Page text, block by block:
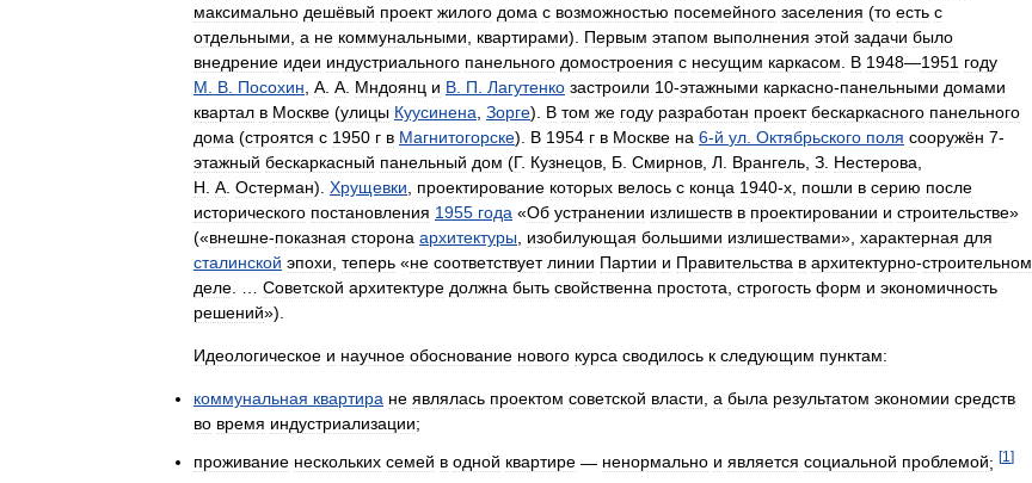
максимально дешёвый проект жилого дома с возможностью посемейного заселения (то есть с
отдельными а не коммунальными квартирами). Первым этапом выполнения этой задачи было
внедрение идеи индустриального панельного домостроения с несущим каркасом В 1948—1951 году
М
В Посохин А А Мндоянц и В П Лагутенко застроили 10-этажными каркасно-панельными домами
квартал в Москве (улицы Куусинена Зорге). В том же году разработан проект бескаркасного панельного
дома (строятся с 1950 г в Магнитогорске). В 1954 г в Москве на 6-й ул Октябрьского поля сооружён 7-
этажный бескаркасный панельный дом (Г. Кузнецов Б Смирнов Л Врангель З Нестерова
Н А Остерман). Хрущевки проектирование которых велось с конца 1940-х пошли в серию после
исторического постановления 1955 года «Об устранении излишеств в проектировании и строительстве»
(«внешне-показная сторона архитектуры изобилующая большими излишествами», характерная для
сталинской эпохи теперь «не соответствует линии Партии и Правительства в архитектурно-строительном
деле
Советской архитектуре должна быть свойственна простота строгость форм и экономичность
решений»).
Идеологическое и научное обоснование нового курса сводилось к следующим пунктам:
коммунальная квартира не являлась проектом советской власти а была результатом экономии средств
во время индустриализации;
проживание нескольких семей в одной квартире — ненормально и является социальной проблемой; [1 ]